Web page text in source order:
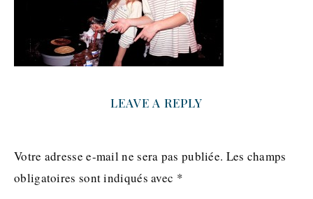
LEAVE A REPLY
Votre adresse e-mail ne sera pas publiée. Les champs
obligatoires sont indiqués avec *